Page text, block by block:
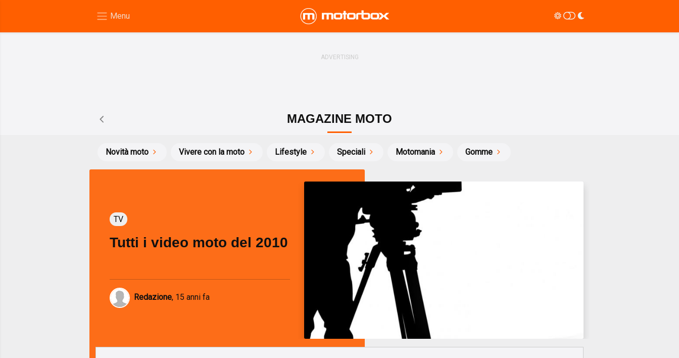
MAGAZINE MOTO
Novità moto Vivere con la moto Lifestyle Speciali Motomania Gomme
TV
Tutti i video moto del 2010
Redazione, 15 anni fa